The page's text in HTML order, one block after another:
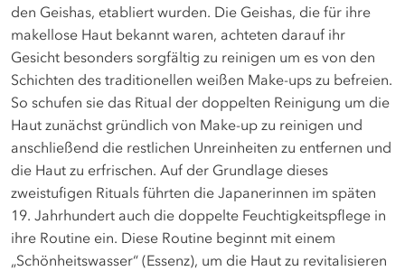
den Geishas, etabliert wurden. Die Geishas, die für ihre
makellose Haut bekannt waren, achteten darauf ihr
Gesicht besonders sorgfältig zu reinigen um es von den
Schichten des traditionellen weißen Make-ups zu befreien.
So schufen sie das Ritual der doppelten Reinigung um die
Haut zunächst gründlich von Make-up zu reinigen und
anschließend die restlichen Unreinheiten zu entfernen und
die Haut zu erfrischen. Auf der Grundlage dieses
zweistufigen Rituals führten die Japanerinnen im späten
19. Jahrhundert auch die doppelte Feuchtigkeitspflege in
ihre Routine ein. Diese Routine beginnt mit einem
„Schönheitswasser“ (Essenz), um die Haut zu revitalisieren